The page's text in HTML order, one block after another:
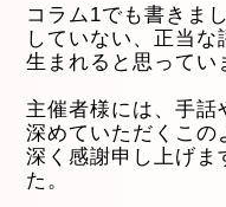
コラム1でも書きま
していない、正当
生まれると思ってい
主催者様には、手話
深めていただくこの
深く感謝申し上げま
た。